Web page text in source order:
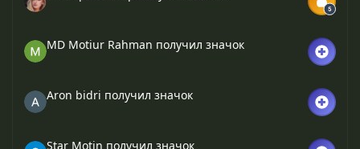
MD Motiur Rahman получил значок
Aron bidri получил значок
Star Motin получил значок